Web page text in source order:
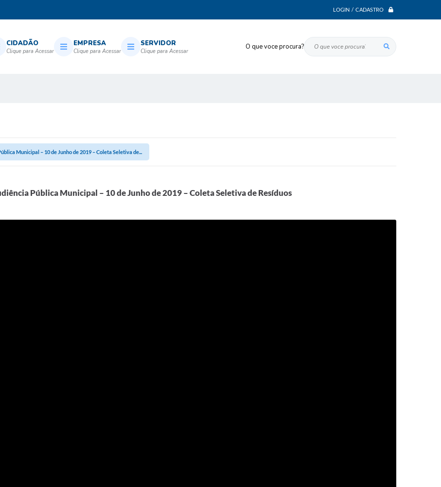
LOGIN / CADASTRO
O que voce procura?
CIDADÃO EMPRESA SERVIDOR
Municipal – 10 de Junho de 2019 – Coleta Seletiva de...
Pública Municipal – 10 de Junho de 2019 – Coleta Seletiva de Resíduos